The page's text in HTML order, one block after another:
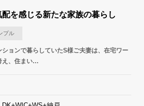
を感じる新たな家族の暮らし
プル
ョンで暮らしていたS様ご夫妻は、在宅ワー
え、住まい…